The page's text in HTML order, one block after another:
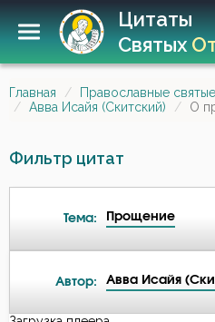
Цитаты
Святых
Главная
Православные
Авва Исайя (Скитский)
О
Фильтр цитат
Тема: Прощение
Ад
Автор: Авва Исайя